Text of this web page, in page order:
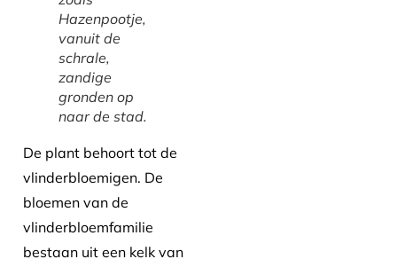
Hazenpootje,
vanuit de
schrale,
zandige
gronden op
naar de stad.
De plant behoort tot de
vlinderbloemigen. De
bloemen van de
vlinderbloemfamilie
bestaan uit een kelk van